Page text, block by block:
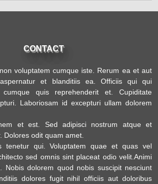
CONTACT
voluptatem cumque iste. Rerum ea et aut
et blanditiis ea. Officiis qui qui
quis reprehenderit et. Cupiditate
Laboriosam id excepturi ullam dolorem
et est. Sed adipisci nostrum atque et
Dolores odit quam amet.
tenetur qui. Voluptatem quae et quas vel
sed omnis sint placeat odio velit.Animi
Nobis dolorem quod nobis suscipit nesciunt
dolores fugit nihil officiis aut doloribus